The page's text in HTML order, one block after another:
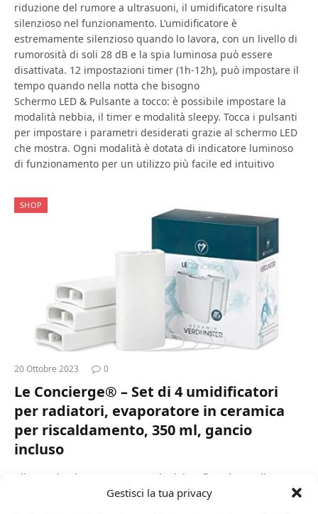
Gestisci la tua privacy
riduzione del rumore a ultrasuoni, il umidificatore risulta
silenzioso nel funzionamento. L’umidificatore è
estremamente silenzioso quando lo lavora, con un livello di
rumorosità di soli 28 dB e la spia luminosa può essere
disattivata. 12 impostazioni timer (1h-12h), può impostare il
tempo quando nella notta che bisogno
Schermo LED & Pulsante a tocco: è possibile impostare la
modalità nebbia, il timer e modalità sleepy. Tocca i pulsanti
per impostare i parametri desiderati grazie al schermo LED
che mostra. Ogni modalità è dotata di indicatore luminoso
di funzionamento per un utilizzo più facile ed intuitivo
SHOP
20 Ottobre 2023 0
Le Concierge® – Set di 4 umidificatori
per radiatori, evaporatore in ceramica
per riscaldamento, 350 ml, gancio
incluso
Clima ottimale: una percentuale del 40 fino al 60% di
umidità è ottimale. Il nostro umidificatore garantisce il